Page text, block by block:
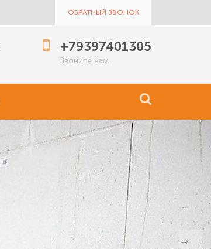
ОБРАТНЫЙ ЗВОНОК
+79397401305
Звоните нам
→